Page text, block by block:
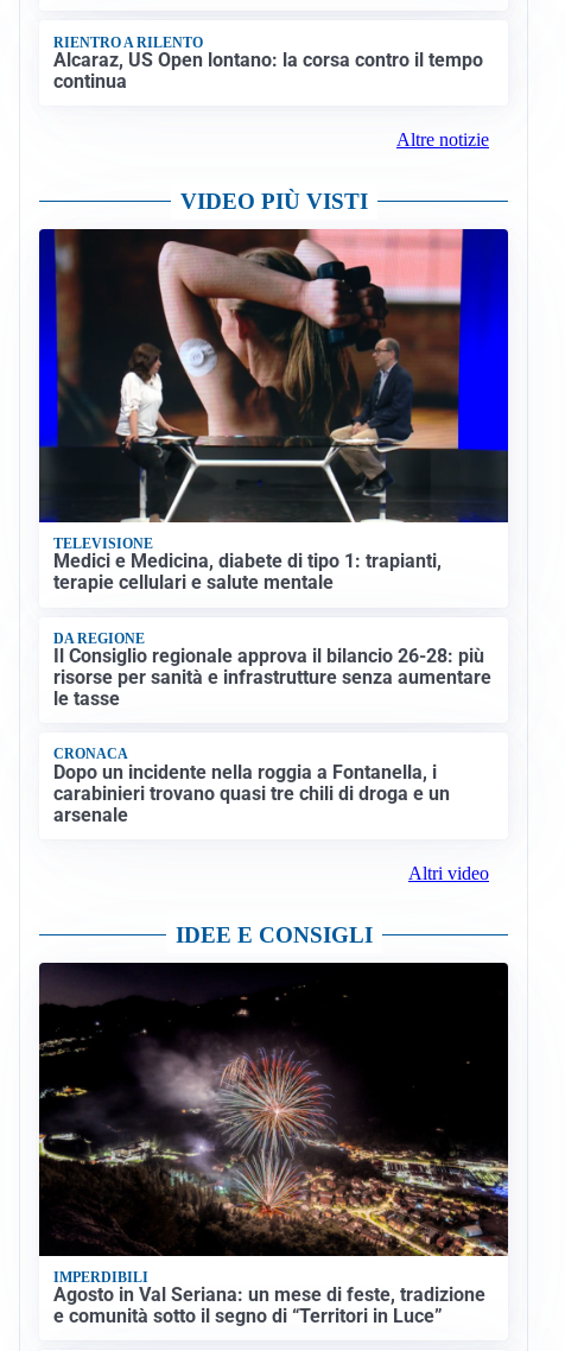
RIENTRO A RILENTO
Alcaraz, US Open lontano: la corsa contro il tempo
continua
Altre notizie
VIDEO PIÙ VISTI
TELEVISIONE
Medici e Medicina, diabete di tipo 1: trapianti,
terapie cellulari e salute mentale
DA REGIONE
Il Consiglio regionale approva il bilancio 26-28: più
risorse per sanità e infrastrutture senza aumentare
le tasse
CRONACA
Dopo un incidente nella roggia a Fontanella, i
carabinieri trovano quasi tre chili di droga e un
arsenale
Altri video
IDEE E CONSIGLI
IMPERDIBILI
Agosto in Val Seriana: un mese di feste, tradizione
e comunità sotto il segno di “Territori in Luce”